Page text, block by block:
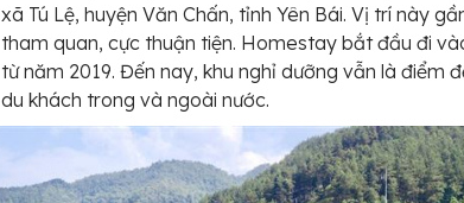
xã Tú Lệ, huyện Văn Chấn, tỉnh Yên Bái. Vị trí này
tham quan, cực thuận tiện. Homestay bắt đầu đi
từ năm 2019. Đến nay, khu nghỉ dưỡng vẫn là điểm
du khách trong và ngoài nước.